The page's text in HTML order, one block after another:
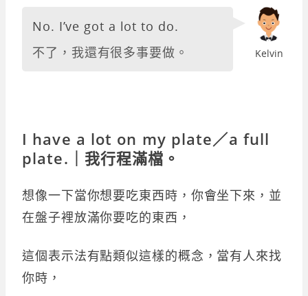
Kelvin
No. I’ve got a lot to do.
不了，我還有很多事要做。
I have a lot on my plate／a full
plate.｜我行程滿檔。
想像一下當你想要吃東西時，你會坐下來，並
在盤子裡放滿你要吃的東西，
這個表示法有點類似這樣的概念，當有人來找
你時，